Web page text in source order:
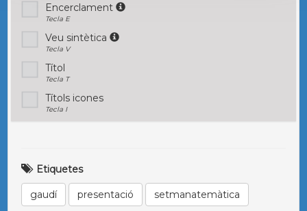
Encerclament
Tecla E
Veu sintètica
Tecla V
Títol
Tecla T
Títols icones
Tecla I
Etiquetes
gaudí presentació setmanatemàtica